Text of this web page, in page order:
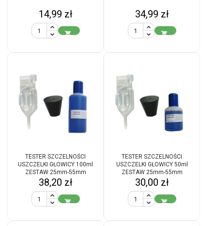
Cena
14,99 zł

Cena
34,99 zł

TESTER SZCZELNOŚCI
USZCZELKI GŁOWICY 100ml
ZESTAW 25mm-55mm
Cena
38,20 zł

TESTER SZCZELNOŚCI
USZCZELKI GŁOWICY 50ml
ZESTAW 25mm-55mm
Cena
30,00 zł
